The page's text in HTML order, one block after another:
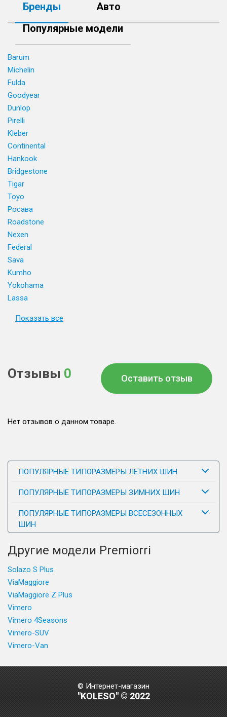
Бренды
Авто
Популярные модели
Barum
Michelin
Fulda
Goodyear
Dunlop
Pirelli
Kleber
Continental
Hankook
Bridgestone
Tigar
Toyo
Росава
Roadstone
Nexen
Federal
Sava
Kumho
Yokohama
Lassa
Показать все
Отзывы 0 Оставить отзыв
Нет отзывов о данном товаре.
ПОПУЛЯРНЫЕ ТИПОРАЗМЕРЫ ЛЕТНИХ ШИН
ПОПУЛЯРНЫЕ ТИПОРАЗМЕРЫ ЗИМНИХ ШИН
ПОПУЛЯРНЫЕ ТИПОРАЗМЕРЫ ВСЕСЕЗОННЫХ
ШИН
Другие модели Premiorri
Solazo S Plus
ViaMaggiore
ViaMaggiore Z Plus
Vimero
Vimero 4Seasons
Vimero-SUV
Vimero-Van
© Интернет-магазин
"KOLESO" © 2022